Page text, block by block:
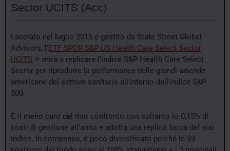
Sector UCITS (Acc)
Lanciato nel luglio 2015 e gestito da State Street Global
Advisors, l’ETF SPDR S&P US Health Care Select Sector
UCITS ⭐ mira a replicare l’indice S&P Health Care Select
Sector per riprodurre la performance delle grandi aziende
americane del settore sanitario all’interno dell’indice S&P
500.
È il meno caro del mio confronto con soltanto lo 0,15% di
costi di gestione all’anno e adotta una replica fisica del suo
indice. In compenso, è poco diversificato poiché le 59